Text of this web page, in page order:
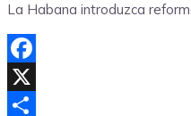
La Habana introduzca
Facebook
X